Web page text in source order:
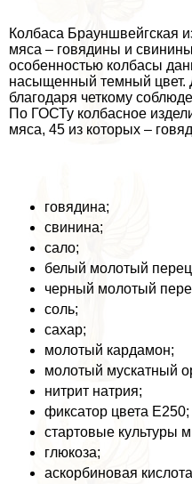
Колбаса Брауншвейгская
мяса – говядины и
особенностью колбасы
насыщенный темный цвет.
благодаря четкому
По ГОСТу колбасное
мяса, 45 из которых –
говядина;
свинина;
сало;
белый молотый
черный молотый
соль;
сахар;
молотый кардамон;
молотый мускатный
нитрит натрия;
фиксатор цвета Е250;
стартовые культуры
глюкоза;
аскорбиновая